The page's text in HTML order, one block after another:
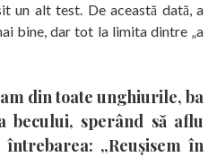
un alt test. De această dată, a
bine, dar tot la limita dintre „a
din toate unghiurile, ba
becului, sperând să aflu
„Reuşisem în